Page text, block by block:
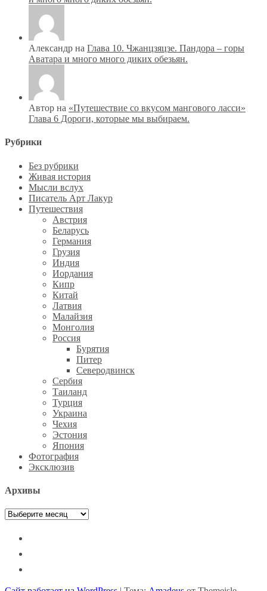
Александр на Глава 10. Чжанцзяцзе. Пандора – горы
Аватара и много много диких обезьян.
Автор на «Путешествие со вкусом мангового ласси»
Глава 6 Дороги, которые мы выбираем.
Рубрики
Без рубрики
Живая история
Мысли вслух
Писатель Арт Лакур
Путешествия
Австрия
Беларусь
Германия
Грузия
Индия
Иордания
Кипр
Китай
Латвия
Малайзия
Монголия
Россия
Бурятия
Питер
Северодвинск
Сербия
Таиланд
Турция
Украина
Чехия
Эстония
Япония
Фотография
Эксклюзив
Архивы
Архивы